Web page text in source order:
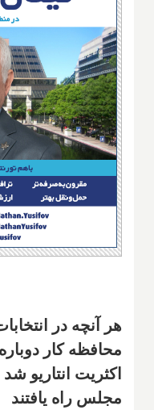
هر آنچه در
محافظه کار
مجلس راه یافتند